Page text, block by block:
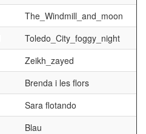
The_Windmill_and_moon
Toledo_City_foggy_night
Zeikh_zayed
Brenda i les flors
Sara flotando
Blau